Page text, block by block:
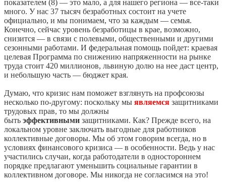
показателем (8) — это мало, а для нашего региона — все-таки
много. У нас 37 тысяч безработных состоит на учете
официально, и мы понимаем, что за каждым — семья.
Конечно, сейчас уровень безработицы в крае, возможно,
снизится — в связи с полевыми, общественными и другими
сезонными работами. И федеральная помощь пойдет: краевая
целевая Программа по снижению напряженности на рынке
труда стоит 420 миллионов, львиную долю на нее даст центр,
и небольшую часть — бюджет края.
Думаю, что кризис нам поможет взглянуть на профсоюзы
несколько по-другому: поскольку мы являемся защитниками
трудовых прав, то мы должны
быть эффективными защитниками. Как? Прежде всего, на
локальном уровне заключать выгодные для работников
коллективные договоры. Мы об этом говорим всегда, но в
условиях финансового кризиса — в особенности. Ведь у нас
участились случаи, когда работодатели в одностороннем
порядке предлагают уменьшить социальные гарантии в
коллективном договоре. Мы никогда не согласимся на это!